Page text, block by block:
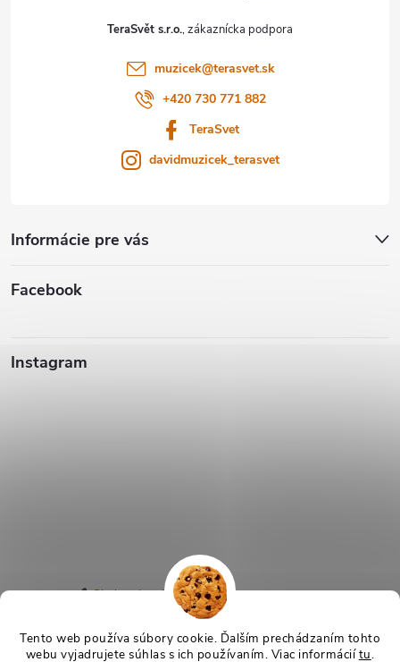
Tento web používa súbory cookie. Ďalším prechádzaním tohto
webu vyjadrujete súhlas s ich používaním. Viac informáciítu.
TeraSvět s.r.o.
muzicek@terasvet.sk
+420 730 771 882
TeraSvet
davidmuzicek_terasvet
Informácie pre vás
Facebook
Instagram
Sledovať na Instagrame
Copyright 2026TeraSvet.sk. Všetky práva vyhradené.